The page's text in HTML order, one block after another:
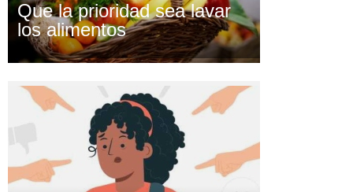
Que la prioridad sea lavar
los alimentos